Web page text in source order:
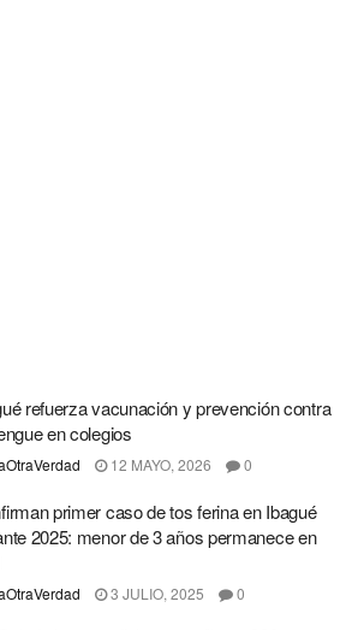
refuerza vacunación y prevención contra
en colegios
12 MAYO, 2026 0
primer caso de tos ferina en Ibagué
2025: menor de 3 años permanece en
3 JULIO, 2025 0